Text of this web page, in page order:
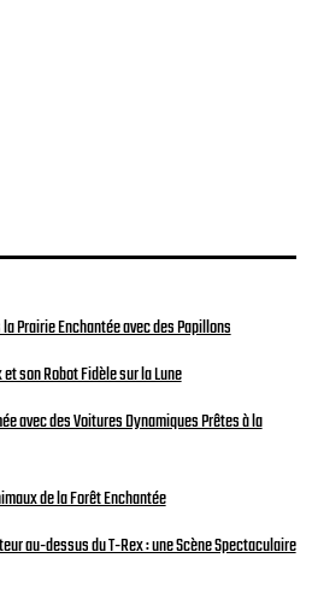
Prairie Enchantée avec des Papillons
son Robot Fidèle sur la Lune
avec des Voitures Dynamiques Prêtes à la
de la Forêt Enchantée
au-dessus du T-Rex : une Scène Spectaculaire